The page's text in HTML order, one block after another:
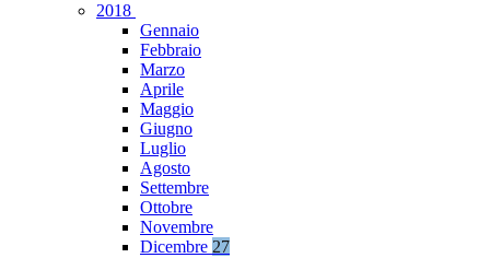
2018
Gennaio
Febbraio
Marzo
Aprile
Maggio
Giugno
Luglio
Agosto
Settembre
Ottobre
Novembre
Dicembre 27